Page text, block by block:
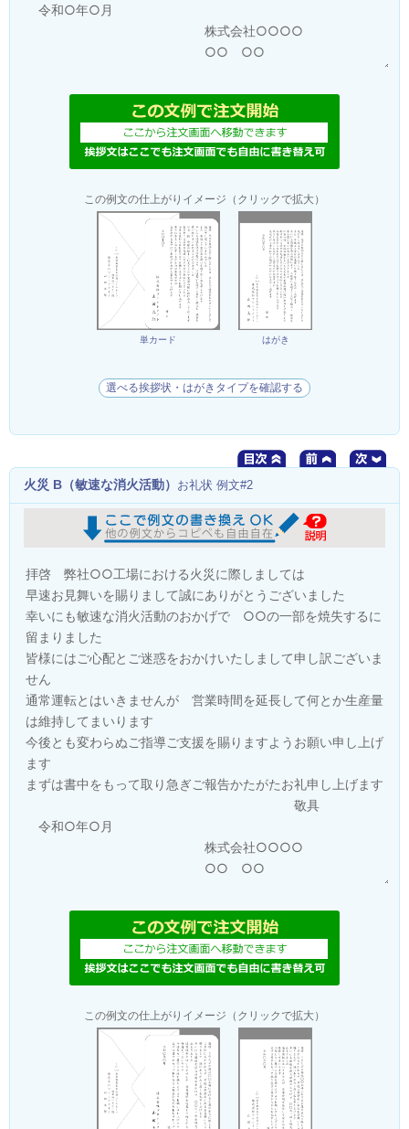
この例文の仕上がりイメージ（クリックで拡大）
単カード はがき
選べる挨拶状・はがきタイプを確認する
火災 B（敏速な消火活動） お礼状 例文#2
この例文の仕上がりイメージ（クリックで拡大）